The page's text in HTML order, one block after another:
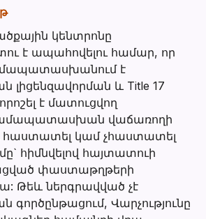
կենտրոնը
է ապահովելու համար, որ
է
և Title 17
է մատուցվող
վաճառողի
կամ չհաստատել
հիմնվելով հայտատուի
փաստաթղթերի
Թեև ներգրավված չէ
Վարչությունը